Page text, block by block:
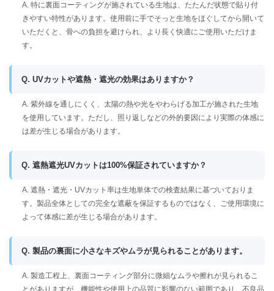
A. 特に裏面コーティングが施されている生地は、たたんだ状態で貼り付
きやすい特性があります。使用前に手でそっと生地をほぐしてから開いて
いただくと、骨への負担を避けられ、より長く快適にご使用いただけま
す。
Q. UVカットや遮熱・遮光の効果はありますか？
A. 紫外線を通しにくく、太陽の熱や光をやわらげる加工が施された生地
を使用しています。ただし、照り返しなどの外的要因により実際の体感に
は差が生じる場合があります。
Q. 遮熱遮光UVカットは100%保証されていますか？
A. 遮熱・遮光・UVカット率は生地単体での検査結果に基づいておりま
す。製品全体としての完全な遮蔽を保証するものではなく、ご使用環境に
よって体感に差が生じる場合があります。
Q. 製品の裏面に小さなキズやムラが見られることがあります。
A. 製造工程上、裏面コーティング部分に微細なムラや擦れが見られるこ
とがありますが、機能性や使用上の品質に影響のない範囲であり、不良品